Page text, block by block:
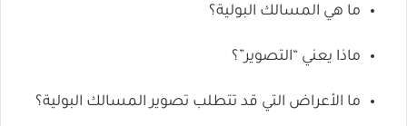
ما هي المسالك البولية؟
ماذا يعني “التصوير”؟
ما الأعراض التي قد تتطلب تصوير المسالك البولية؟